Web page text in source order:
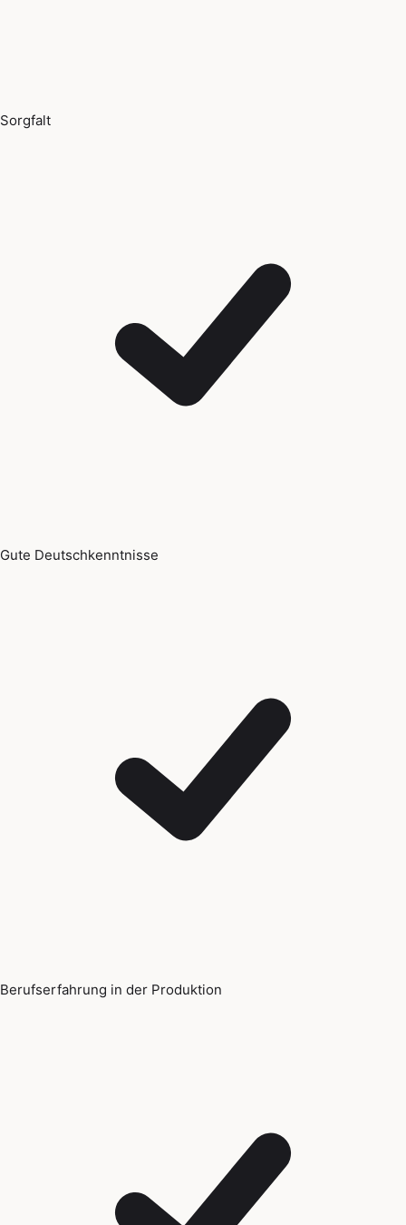
Sorgfalt
Gute Deutschkenntnisse
Berufserfahrung in der Produktion